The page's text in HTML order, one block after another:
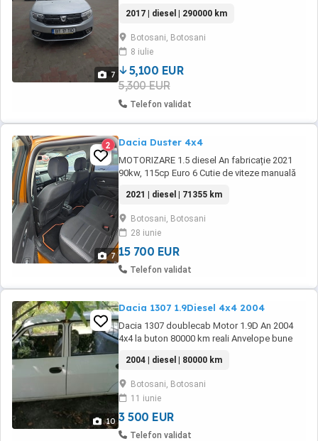
7
euro Se oferă fiscal pe loc.
2017 | diesel | 290000 km
Botosani, Botosani
8 iulie
5,100 EUR
5,300 EUR
Telefon validat
7
2 Dacia Duster 4x4
MOTORIZARE 1.5 diesel An fabricație 2021
90kw, 115cp Euro 6 Cutie de viteze manuală
față-spate și camere+360 Lumini de zi led
Dublu climatronic Linie audio Renault Volan
reglabil din piele cu comenzi Keyless entry
keyless go Încălzire scaune Start Stop Lane
...
2021 | diesel | 71355 km
Botosani, Botosani
28 iunie
15 700 EUR
Telefon validat
10
Dacia 1307 1.9Diesel 4x4 2004
Dacia 1307 doublecab Motor 1.9D An 2004
4x4 la buton 80000 km reali Anvelope bune
certificat fiscal Proprietar Masina nu are nicio
problemă Nu se accepta schimb.
2004 | diesel | 80000 km
Botosani, Botosani
11 iunie
3 500 EUR
Telefon validat